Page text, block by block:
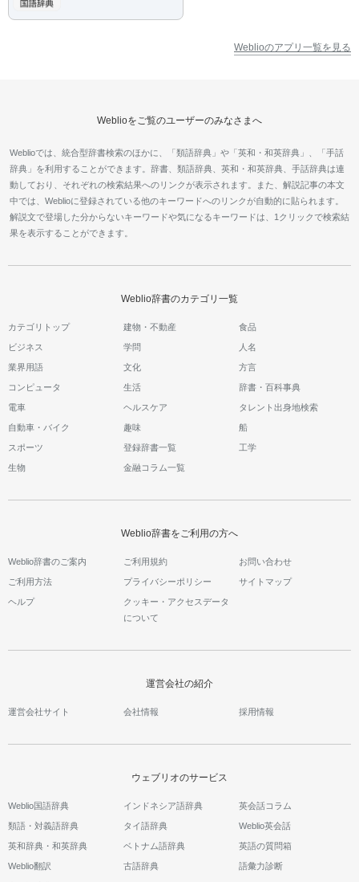
Weblioのアプリ一覧を見る
Weblioをご覧のユーザーのみなさまへ
Weblioでは、統合型辞書検索のほかに、「類語辞典」や「英和・和英辞典」、「手話
辞典」を利用することができます。辞書、類語辞典、英和・和英辞典、手話辞典は連
動しており、それぞれの検索結果へのリンクが表示されます。また、解説記事の本文
中では、Weblioに登録されている他のキーワードへのリンクが自動的に貼られます。
解説文で登場した分からないキーワードや気になるキーワードは、1クリックで検索結
果を表示することができます。
Weblio辞書のカテゴリ一覧
カテゴリトップ 建物・不動産 食品
ビジネス 学問 人名
業界用語 文化 方言
コンピュータ 生活 辞書・百科事典
電車 ヘルスケア タレント出身地検索
自動車・バイク 趣味 船
スポーツ 登録辞書一覧 工学
生物 金融コラム一覧
Weblio辞書をご利用の方へ
Weblio辞書のご案内 ご利用規約 お問い合わせ
ご利用方法 プライバシーポリシー サイトマップ
ヘルプ
クッキー・アクセスデータ
について
運営会社の紹介
運営会社サイト 会社情報 採用情報
ウェブリオのサービス
Weblio国語辞典
類語・対義語辞典
英和辞典・和英辞典
Weblio翻訳
インドネシア語辞典
タイ語辞典
ベトナム語辞典
古語辞典
英会話コラム
Weblio英会話
英語の質問箱
語彙力診断